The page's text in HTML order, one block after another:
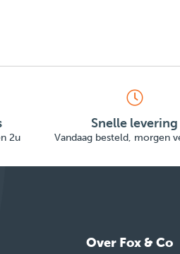
2u
Snelle levering
Vandaag besteld, morgen
Over Fox & Co